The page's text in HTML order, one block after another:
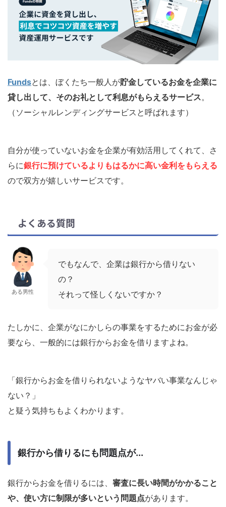
Fundsとは、ぼくたち一般人が貯金しているお金を企業に
貸し出して、そのお礼として利息がもらえるサービス。
（ソーシャルレンディングサービスと呼ばれます）
自分が使っていないお金を企業が有効活用してくれて、さ
らに銀行に預けているよりもはるかに高い金利をもらえる
ので双方が嬉しいサービスです。
よくある質問
ある男性
でもなんで、企業は銀行から借りない
の？
それって怪しくないですか？
たしかに、企業がなにかしらの事業をするためにお金が必
要なら、一般的には銀行からお金を借りますよね。
「銀行からお金を借りられないようなヤバい事業なんじゃ
ない？」
と疑う気持ちもよくわかります。
銀行から借りるにも問題点が...
銀行からお金を借りるには、 審査に長い時間がかかること
や、使い方に制限が多いという問題点があります。